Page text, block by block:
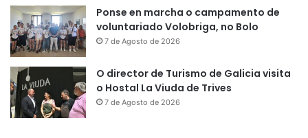
Ponse en marcha o campamento de
voluntariado Volobriga, no Bolo
7 de Agosto de 2026
O director de Turismo de Galicia visita
o Hostal La Viuda de Trives
7 de Agosto de 2026